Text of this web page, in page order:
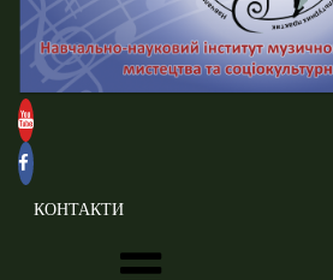
КОНТАКТИ